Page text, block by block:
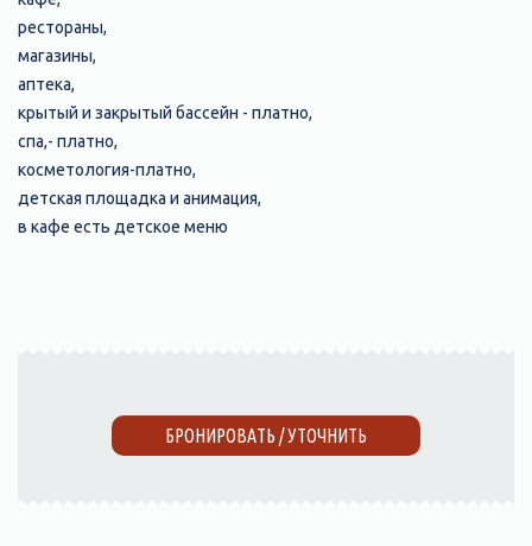
рестораны,
магазины,
аптека,
крытый и закрытый бассейн - платно,
спа,- платно,
косметология-платно,
детская площадка и анимация,
в кафе есть детское меню
БРОНИРОВАТЬ / УТОЧНИТЬ